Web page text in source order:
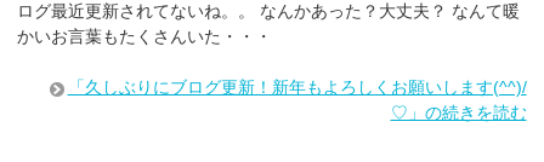
ログ最近更新されてないね。。 なんかあった？大丈夫？ なんて暖
かいお言葉もたくさんいた・・・
「久しぶりにブログ更新！新年もよろしくお願いします(^^)/
♡」の続きを読む